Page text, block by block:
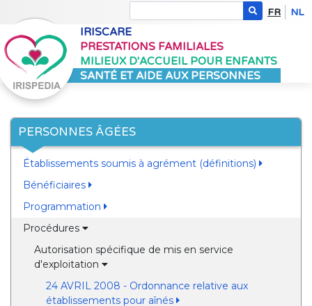
FR NL
IRISCARE
PRESTATIONS FAMILIALES
MILIEUX D'ACCUEIL POUR ENFANTS
SANTÉ ET AIDE AUX PERSONNES
PERSONNES ÂGÉES
Établissements soumis à agrément (définitions)
Bénéficiaires
Programmation
Procédures
Autorisation spécifique de mis en service
d'exploitation
24 AVRIL 2008 - Ordonnance relative aux
établissements pour aînés